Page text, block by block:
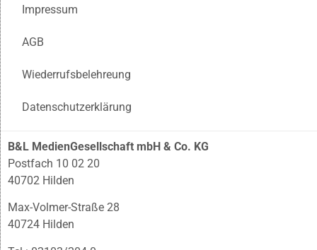
Impressum
AGB
Wiederrufsbelehreung
Datenschutzerklärung
B&L MedienGesellschaft mbH & Co. KG
Postfach 10 02 20
40702 Hilden
Max-Volmer-Straße 28
40724 Hilden